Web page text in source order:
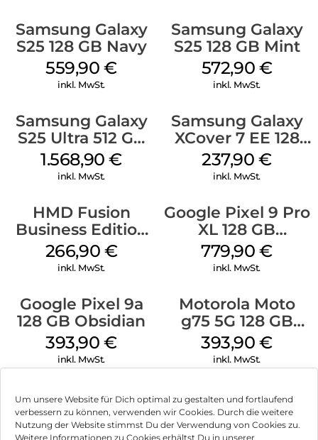
Um unsere Website für Dich optimal zu gestalten und fortlaufend
verbessern zu können, verwenden wir Cookies. Durch die weitere
Nutzung der Website stimmst Du der Verwendung von Cookies zu.
Weitere Informationen zu Cookies erhältst Du in unserer
Samsung Galaxy
S25 128 GB Navy
559,90€
inkl. MwSt.
Samsung Galaxy
S25 128 GB Mint
572,90 €
inkl. MwSt.
Samsung Galaxy
S25 Ultra 512 GB
Titanium Black
1.568,90€
inkl. MwSt.
Samsung Galaxy
XCover 7 EE 128
GB Black
237,90€
inkl. MwSt.
HMD Fusion
Business Edition
256 GB Grey
266,90 €
inkl. MwSt.
Google Pixel 9 Pro
XL 128 GB
Obsidian
779,90€
inkl. MwSt.
Google Pixel 9a
128 GB Obsidian
393,90€
inkl. MwSt.
Motorola Moto
g75 5G 128 GB
Charcoal Gray
393,90€
inkl. MwSt.
Impressum